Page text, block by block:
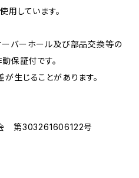
用しています。
バーホール及び部品交換等の
保証付です。
生じることがあります。
第303261606122号